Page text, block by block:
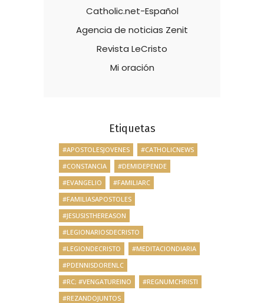
Catholic.net-Español
Agencia de noticias Zenit
Revista LeCristo
Mi oración
Etiquetas
#APOSTOLESJOVENES
#CATHOLICNEWS
#CONSTANCIA
#DEMIDEPENDE
#EVANGELIO
#FAMILIARC
#FAMILIASAPOSTOLES
#JESUSISTHEREASON
#LEGIONARIOSDECRISTO
#LEGIONDECRISTO
#MEDITACIONDIARIA
#PDENNISDORENLC
#RC; #VENGATUREINO
#REGNUMCHRISTI
#REZANDOJUNTOS